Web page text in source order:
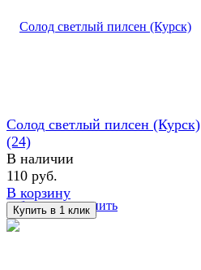
избранное сравнить
Солод светлый пилсен (Курск)
(24)
В наличии
110 руб.
В корзину